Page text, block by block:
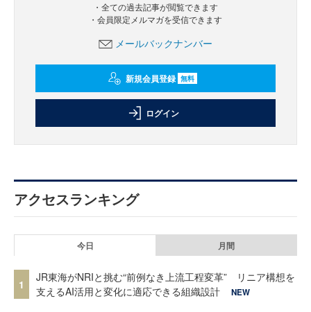
・全ての過去記事が閲覧できます
・会員限定メルマガを受信できます
メールバックナンバー
新規会員登録 無料
ログイン
アクセスランキング
今日 月間
1
JR東海がNRIと挑む“前例なき上流工程変革” リニア構想を
支えるAI活用と変化に適応できる組織設計
NEW